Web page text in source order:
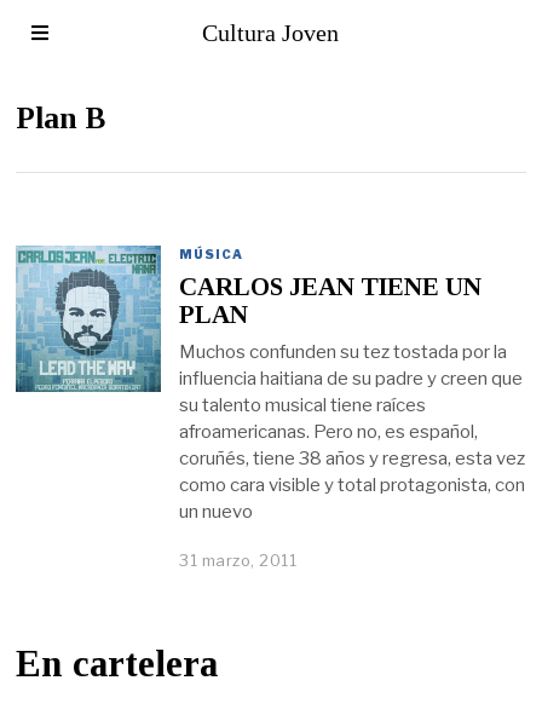
Cultura Joven
Plan B
MÚSICA
CARLOS JEAN TIENE UN
PLAN
Muchos confunden su tez tostada por la
influencia haitiana de su padre y creen que
su talento musical tiene raíces
afroamericanas. Pero no, es español,
coruñés, tiene 38 años y regresa, esta vez
como cara visible y total protagonista, con
un nuevo
31 marzo, 2011
En cartelera